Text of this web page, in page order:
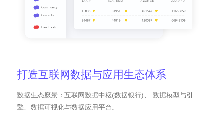
打造互联网数据与应用生态体系
数据生态愿景：互联网数据中枢(数据银行)、 数据模型与引
擎、数据可视化与数据应用平台。